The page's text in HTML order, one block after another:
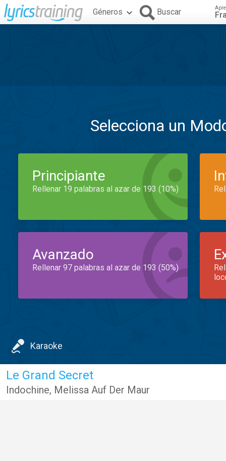
Géneros Buscar
Selecciona un
Principiante
Rellenar 19 palabras al azar de 193 (10%)
Avanzado
Rellenar 97 palabras al azar de 193 (50%)
Karaoke
Le Grand Secret
Indochine, Melissa Auf Der Maur